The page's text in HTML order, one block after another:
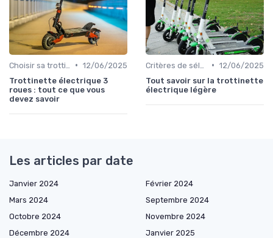
• 12/06/2025
Trottinette électrique 3
roues : tout ce que vous
devez savoir
• 12/06/2025
Tout savoir sur la trottinette
électrique légère
Les articles par date
Janvier 2024
Février 2024
Mars 2024
Septembre 2024
Octobre 2024
Novembre 2024
Décembre 2024
Janvier 2025